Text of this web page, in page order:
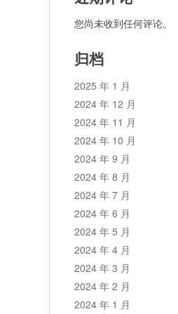
您尚未收到任何评论。
归档
2025 年 1 月
2024 年 12 月
2024 年 11 月
2024 年 10 月
2024 年 9 月
2024 年 8 月
2024 年 7 月
2024 年 6 月
2024 年 5 月
2024 年 4 月
2024 年 3 月
2024 年 2 月
2024 年 1 月